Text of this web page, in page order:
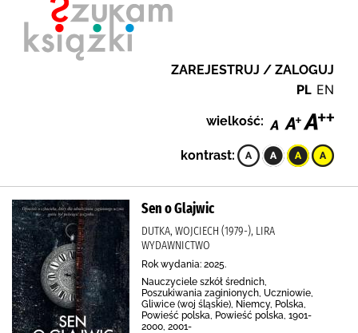
ZAREJESTRUJ / ZALOGUJ
PL EN
wielkość:
kontrast:
Sen o Glajwic
DUTKA, WOJCIECH (1979-), LIRA
WYDAWNICTWO
Rok wydania: 2025.
Nauczyciele szkół średnich,
Poszukiwania zaginionych, Uczniowie,
Gliwice (woj śląskie), Niemcy, Polska,
Powieść polska, Powieść polska, 1901-
2000, 2001-